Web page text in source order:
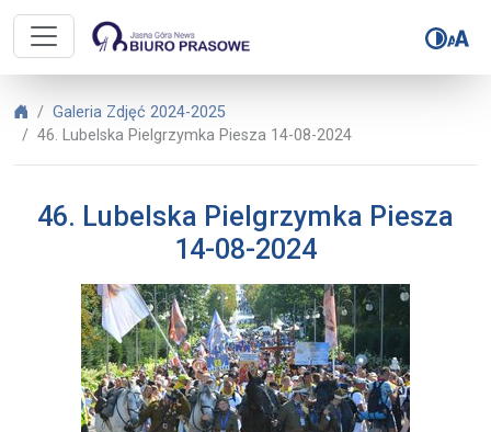
Biuro Prasowe Jasnej Góry – 46.
Biuro Prasowe Jasnej Góry
Galeria Zdjęć 2024-2025
46. Lubelska Pielgrzymka Piesza 14-08-2024
46. Lubelska Pielgrzymka Piesza
14-08-2024